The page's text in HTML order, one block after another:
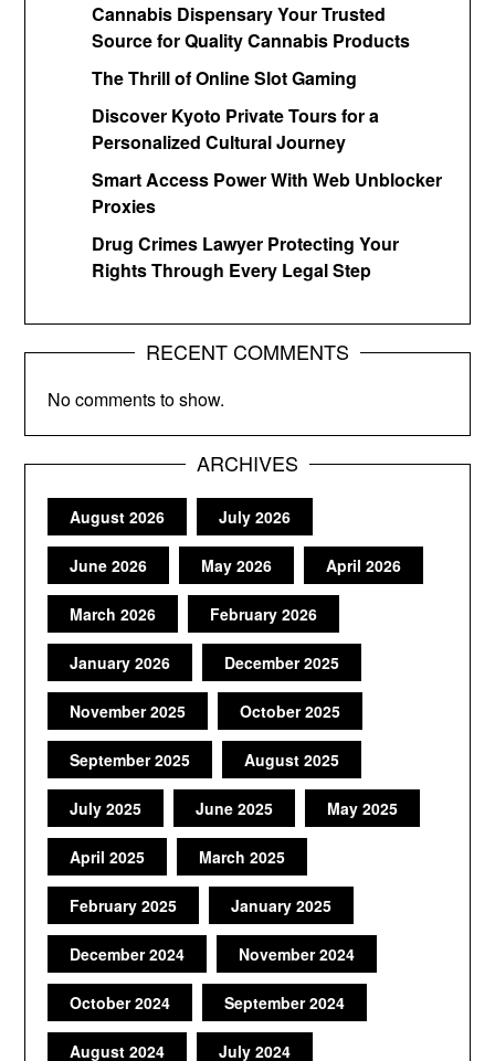
Cannabis Dispensary Your Trusted
Source for Quality Cannabis Products
The Thrill of Online Slot Gaming
Discover Kyoto Private Tours for a
Personalized Cultural Journey
Smart Access Power With Web Unblocker
Proxies
Drug Crimes Lawyer Protecting Your
Rights Through Every Legal Step
RECENT COMMENTS
No comments to show.
ARCHIVES
August 2026 July 2026
June 2026 May 2026 April 2026
March 2026 February 2026
January 2026 December 2025
November 2025 October 2025
September 2025 August 2025
July 2025 June 2025 May 2025
April 2025 March 2025
February 2025 January 2025
December 2024 November 2024
October 2024 September 2024
August 2024 July 2024